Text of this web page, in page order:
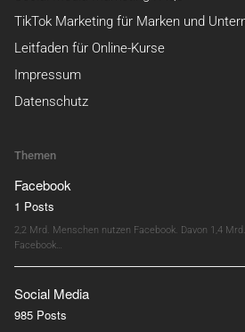
TikTok Marketing für Marken und
Leitfaden für Online-Kurse
Impressum
Datenschutz
Themen
Facebook
1 Posts
2,2 Mrd. Menschen nutzen Facebook. Davon 1,4
Facebook…
Social Media
985 Posts